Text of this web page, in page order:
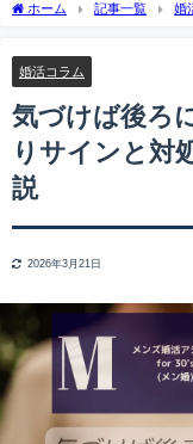
ホーム 記事一覧 婚
婚活コラム
気づけば後ろ
りサインと対
説
2026年3月21日